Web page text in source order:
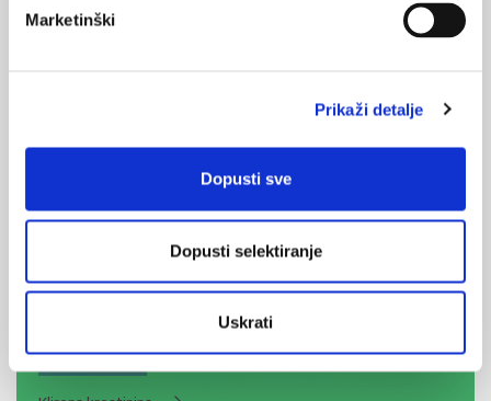
Marketinški
Prikaži detalje
Dopusti sve
Dopusti selektiranje
Uskrati
Od nevidljivog do fatalnog: izabrane teme iz
kardiologije, nefrologije i endokrinologije